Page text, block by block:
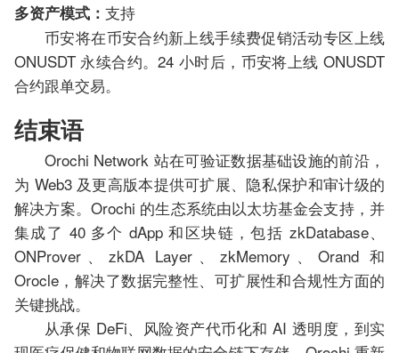
多资产模式： 支持
币安将在币安合约新上线手续费促销活动专区上线
ONUSDT 永续合约。24 小时后，币安将上线 ONUSDT
合约跟单交易。
结束语
Orochi Network 站在可验证数据基础设施的前沿，
为 Web3 及更高版本提供可扩展、隐私保护和审计级的
解决方案。Orochi 的生态系统由以太坊基金会支持，并
集成了 40 多个 dApp 和区块链，包括 zkDatabase、
ONProver、zkDA Layer、zkMemory、Orand 和
Orocle，解决了数据完整性、可扩展性和合规性方面的
关键挑战。
从承保 DeFi、风险资产代币化和 AI 透明度，到实